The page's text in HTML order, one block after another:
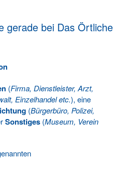
gerade bei Das Örtliche
(Firma, Dienstleister, Arzt,
Einzelhandel etc.), eine
(Bürgerbüro, Polizei,
Sonstiges (Museum, Verein